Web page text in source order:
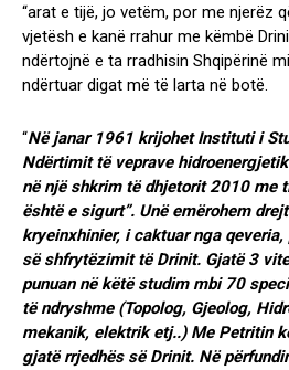
“arat e tijë, jo vetëm, por me njerëz
vjetësh e kanë rrahur me këmbë
ndërtojnë e ta rradhisin Shqipërinë
ndërtuar digat më të larta në botë.
“Në janar 1961 krijohet Instituti i
Ndërtimit të veprave
në një shkrim të dhjetorit 2010 me
është e sigurt”. Unë emërohem
kryeinxhinier, i caktuar nga
së shfrytëzimit të Drinit. Gjatë 3
punuan në këtë studim mbi 70
të ndryshme (Topolog, Gjeolog,
mekanik, elektrik etj..) Me Petritin
gjatë rrjedhës së Drinit. Në